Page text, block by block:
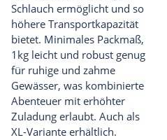
Schlauch ermöglicht und so
höhere Transportkapazität
bietet. Minimales Packmaß,
1kg leicht und robust genug
für ruhige und zahme
Gewässer, was kombinierte
Abenteuer mit erhöhter
Zuladung erlaubt. Auch als
XL-Variante erhältlich.